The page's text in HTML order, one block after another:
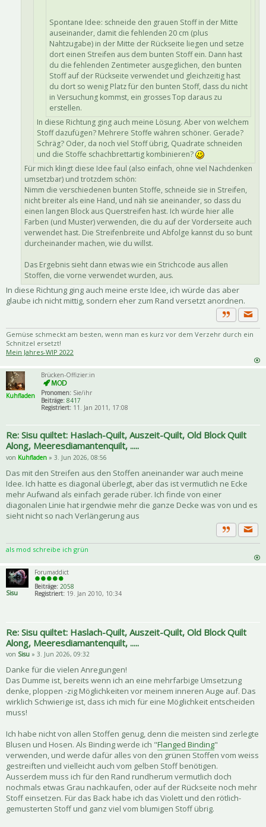
Spontane Idee: schneide den grauen Stoff in der Mitte
auseinander, damit die fehlenden 20 cm (plus
Nahtzugabe) in der Mitte der Rückseite liegen und setze
dort einen Streifen aus dem bunten Stoff ein. Dann hast
du die fehlenden Zentimeter ausgeglichen, den bunten
Stoff auf der Rückseite verwendet und gleichzeitig hast
du dort so wenig Platz für den bunten Stoff, dass du nicht
in Versuchung kommst, ein grosses Top daraus zu
erstellen.
In diese Richtung ging auch meine Lösung. Aber von welchem
Stoff dazufügen? Mehrere Stoffe währen schöner. Gerade?
Schräg? Oder, da noch viel Stoff übrig, Quadrate schneiden
und die Stoffe schachbrettartig kombinieren?
Für mich klingt diese Idee faul (also einfach, ohne viel Nachdenken
umsetzbar) und trotzdem schön:
Nimm die verschiedenen bunten Stoffe, schneide sie in Streifen,
nicht breiter als eine Hand, und näh sie aneinander, so dass du
einen langen Block aus Querstreifen hast. Ich würde hier alle
Farben (und Muster) verwenden, die du auf der Vorderseite auch
verwendet hast. Die Streifenbreite und Abfolge kannst du so bunt
durcheinander machen, wie du willst.
Das Ergebnis sieht dann etwas wie ein Strichcode aus allen
Stoffen, die vorne verwendet wurden, aus.
In diese Richtung ging auch meine erste Idee, ich würde das aber
glaube ich nicht mittig, sondern eher zum Rand versetzt anordnen.
Zitat
Gemüse schmeckt am besten, wenn man es kurz vor dem Verzehr durch ein
Schnitzel ersetzt!
Mein Jahres-WIP 2022
Kuhfladen
Brücken-Offizier:in
Pronomen: Sie/ihr
Beiträge: 8417
Registriert: 11. Jan 2011, 17:08
Re: Sisu quiltet: Haslach-Quilt, Auszeit-Quilt, Old Block Quilt
Along, Meeresdiamantenquilt, .....
von Kuhfladen » 3. Jun 2026, 08:56
Das mit den Streifen aus den Stoffen aneinander war auch meine
Idee. Ich hatte es diagonal überlegt, aber das ist vermutlich ne Ecke
mehr Aufwand als einfach gerade rüber. Ich finde von einer
diagonalen Linie hat irgendwie mehr die ganze Decke was von und es
sieht nicht so nach Verlängerung aus
Zitat
als mod schreibe ich grün
Sisu
Forumaddict
Beiträge: 2058
Registriert:19. Jan 2010, 10:34
Re: Sisu quiltet: Haslach-Quilt, Auszeit-Quilt, Old Block Quilt
Along, Meeresdiamantenquilt, .....
von Sisu » 3. Jun 2026, 09:32
Danke für die vielen Anregungen!
Das Dumme ist, bereits wenn ich an eine mehrfarbige Umsetzung
denke, ploppen -zig Möglichkeiten vor meinem inneren Auge auf. Das
wirklich Schwierige ist, dass ich mich für eine Möglichkeit entscheiden
muss!
Ich habe nicht von allen Stoffen genug, denn die meisten sind zerlegte
Blusen und Hosen. Als Binding werde ich "Flanged Binding"
verwenden, und werde dafür alles von den grünen Stoffen vom weiss
gestreiften und vielleicht auch vom gelben Stoff benötigen.
Ausserdem muss ich für den Rand rundherum vermutlich doch
nochmals etwas Grau nachkaufen, oder auf der Rückseite noch mehr
Stoff einsetzen. Für das Back habe ich das Violett und den rötlich-
gemusterten Stoff und ganz viel vom blumigen Stoff übrig.